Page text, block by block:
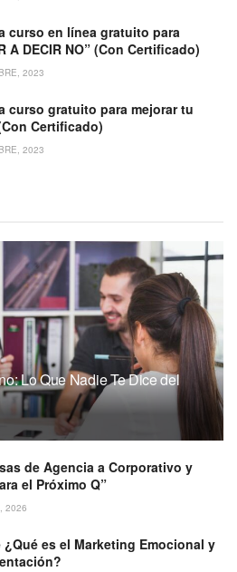
curso en línea gratuito para
A DECIR NO” (Con Certificado)
2023
curso gratuito para mejorar tu
Certificado)
2023
Lo Que Nadie Te Dice del
de Agencia a Corporativo y
el Próximo Q”
2026
es el Marketing Emocional y